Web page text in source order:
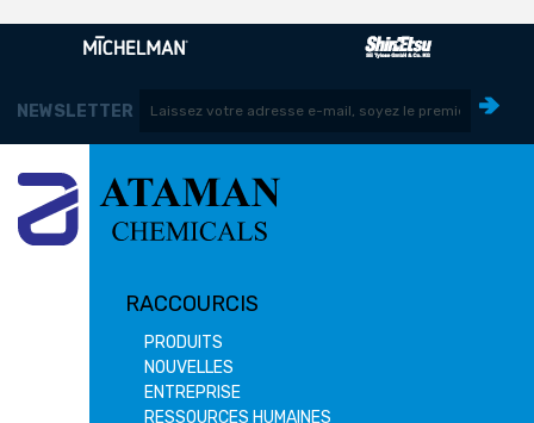
NEWSLETTER
RACCOURCIS
PRODUITS
NOUVELLES
ENTREPRISE
RESSOURCES HUMAINES